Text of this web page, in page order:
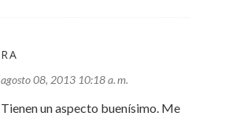
RA
agosto 08, 2013 10:18 a. m.
Tienen un aspecto buenísimo. Me